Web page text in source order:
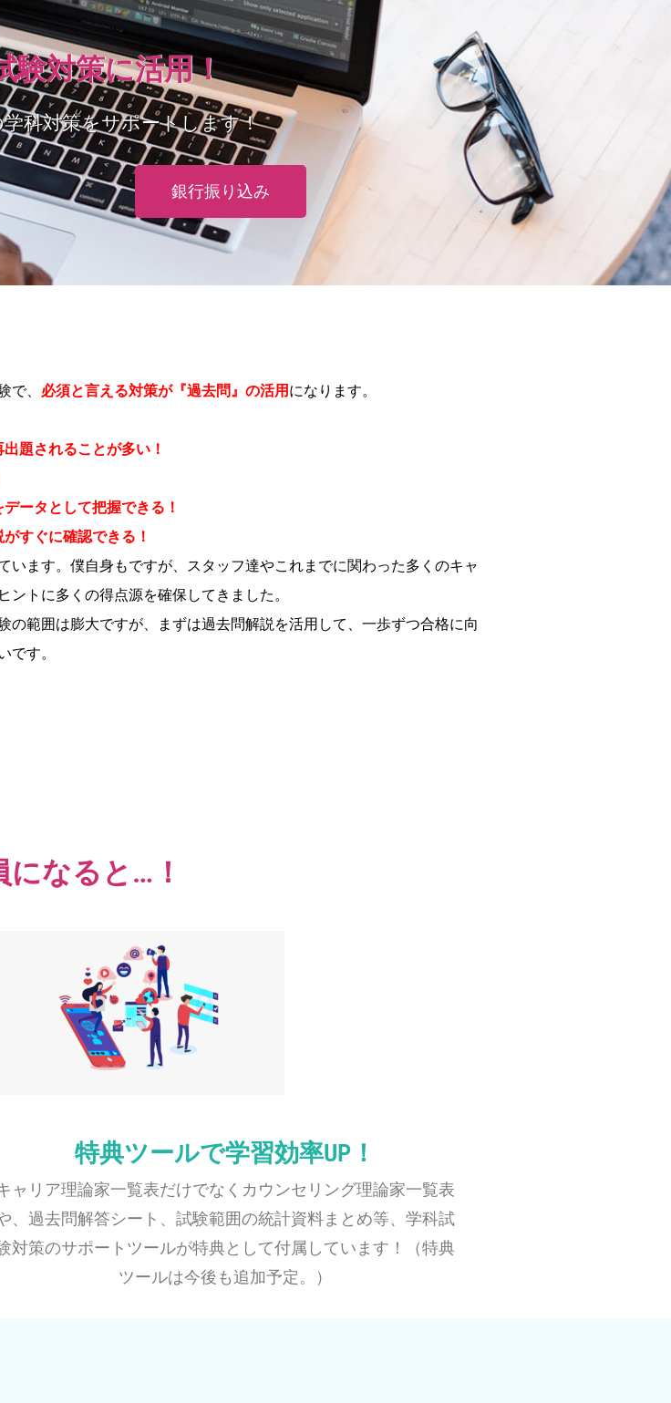
験対策に活用！
科対策をサポートします！
銀行振り込み
で、 必須と言える対策が『過去問』の活用 になります。
題されることが多い！
ータとして把握できる！
すぐに確認できる！
います。 僕自身もですが、スタッフ達やこれまでに関わった多くのキャ
ントに多くの得点源を確保してきました。
の範囲は膨大ですが、まずは過去問解説を活用して、一歩ずつ合格に向
です。
なると…！
特典ツールで学習効率UP！
ャリア理論家一覧表だけでなくカウンセリング理論家一覧表
、過去問解答シート、試験範囲の統計資料まとめ等、学科試
対策のサポートツールが特典として付属しています！（特典
ツールは今後も追加予定。）